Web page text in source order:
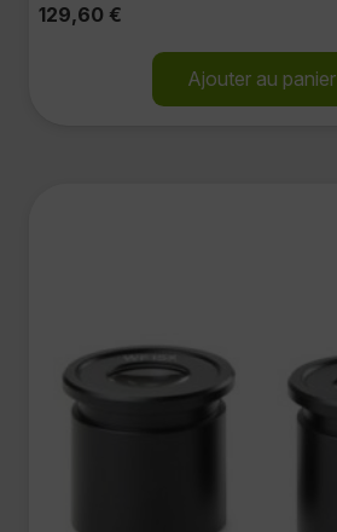
129,60 €
Ajouter au panier